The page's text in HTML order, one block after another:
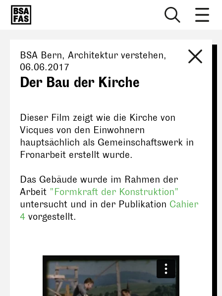
BSA Bern, Architektur verstehen,
06.06.2017
Der Bau der Kirche
Dieser Film zeigt wie die Kirche von
Vicques von den Einwohnern
hauptsächlich als Gemeinschaftswerk in
Fronarbeit erstellt wurde.
Das Gebäude wurde im Rahmen der
Arbeit "Formkraft der Konstruktion"
untersucht und in der Publikation Cahier
4 vorgestellt.